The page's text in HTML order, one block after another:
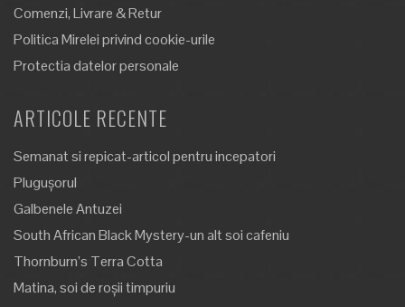
Comenzi, Livrare & Retur
Politica Mirelei privind cookie-urile
Protectia datelor personale
ARTICOLE RECENTE
Semanat si repicat-articol pentru incepatori
Plugușorul
Galbenele Antuzei
South African Black Mystery-un alt soi cafeniu
Thornburn’s Terra Cotta
Matina, soi de roșii timpuriu